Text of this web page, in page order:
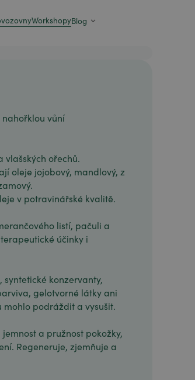
WorkshopyBlog
vůní
vlašských ořechů.
oleje jojobový, mandlový, z
v potravinářské kvalitě.
listí, pačuli a
účinky i
konzervanty,
gelotvorné látky ani
mohlo podráždit a vysušit.
a pružnost pokožky,
Regeneruje, zjemňuje a